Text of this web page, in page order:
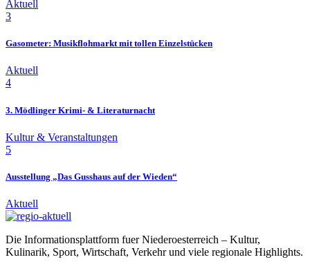
Aktuell
3
Gasometer: Musikflohmarkt mit tollen Einzelstücken
Aktuell
4
3. Mödlinger Krimi- & Literaturnacht
Kultur & Veranstaltungen
5
Ausstellung „Das Gusshaus auf der Wieden“
Aktuell
Die Informationsplattform fuer Niederoesterreich – Kultur,
Kulinarik, Sport, Wirtschaft, Verkehr und viele regionale Highlights.